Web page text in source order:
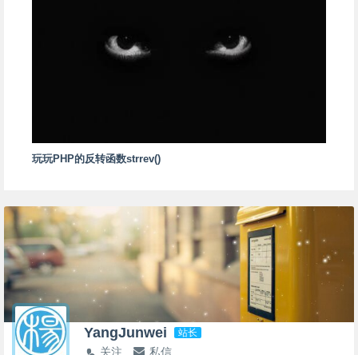
玩玩PHP的反转函数strrev()
YangJunwei 站长
关注 私信